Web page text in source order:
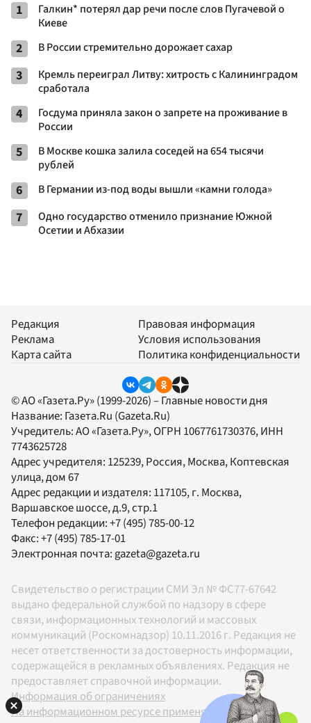
1
Галкин* потерял дар речи после слов Пугачевой о
Киеве
2 В России стремительно дорожает сахар
3
Кремль переиграл Литву: хитрость с Калининградом
сработала
4
Госдума приняла закон о запрете на проживание в
России
5
В Москве кошка залила соседей на 654 тысячи
рублей
6 В Германии из-под воды вышли «камни голода»
7
Одно государство отменило признание Южной
Осетии и Абхазии
Редакция
Реклама
Карта сайта
Правовая информация
Условия использования
Политика конфиденциальности
© АО «Газета.Ру» (1999-2026) – Главные новости дня
Название: Газета.Ru (Gazeta.Ru)
Учредитель:АО «Газета.Ру», ОГРН 1067761730376, ИНН
7743625728
Адрес учредителя: 125239, Россия, Москва, Коптевская
улица, дом 67
Адрес редакции и издателя: 117105, г. Москва,
Варшавское шоссе, д.9, стр.1
Телефон редакции:+7 (495) 785-00-12
Факс:+7 (495) 785-17-01
Электронная почта:gazeta@gazeta.ru
Свидетельство о регистрации СМИ Эл № ФС77-67642
выдано федеральной службой по надзору в сфере
связи, информационных технологий и массовых
коммуникаций (Роскомнадзор) 10.11.2016 г. Редакция не
несет ответственности за достоверность информации,
содержащейся в рекламных объявлениях. Редакция не
предоставляет справочной информации.
Информация об ограничениях
На информационном ресурсе применяются